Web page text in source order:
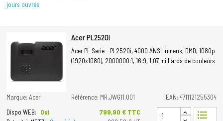
jours ouvrés
Acer PL2520i
Acer PL Serie - PL2520i, 4000 ANSI lumens, DMD, 1080p
(1920x1080), 2000000:1, 16:9, 1.07 milliards de couleurs
Marque: Acer Référence: MR.JWG11.001
EAN: 4711121255304
Dispo WEB:
Oui
Prix
799,90 € TTC format_list_numbered